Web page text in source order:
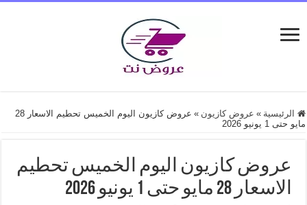
الرئيسية » عروض كازيون »
عروض كازيون اليوم الخميس تحطيم الاسعار 28
مايو حتى 1 يونيو 2026
عروض كازيون اليوم الخميس تحطيم
الاسعار 28 مايو حتى 1 يونيو 2026